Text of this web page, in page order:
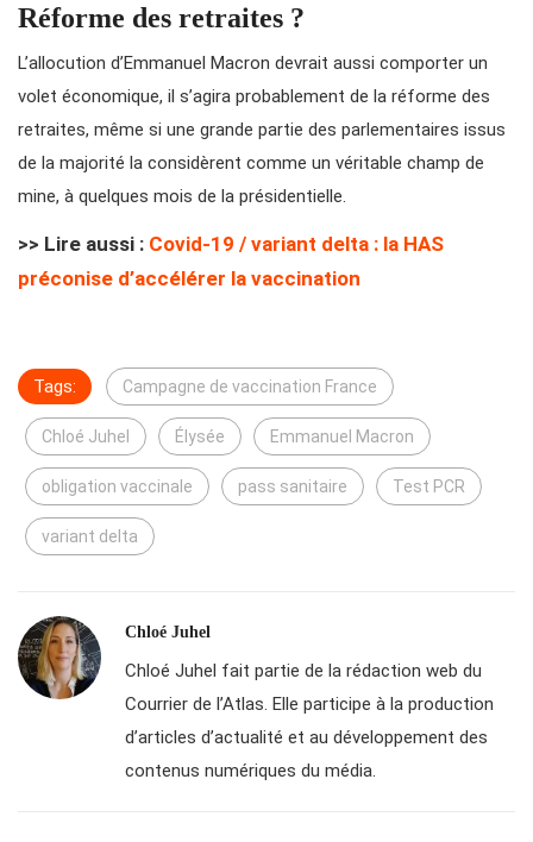
Réforme des retraites ?
L’allocution d’Emmanuel Macron devrait aussi comporter un
volet économique, il s’agira probablement de la réforme des
retraites, même si une grande partie des parlementaires issus
de la majorité la considèrent comme un véritable champ de
mine, à quelques mois de la présidentielle.
>> Lire aussi : Covid-19 / variant delta : la HAS
préconise d’accélérer la vaccination
Tags: Campagne de vaccination France
Chloé Juhel Élysée Emmanuel Macron
obligation vaccinale pass sanitaire Test PCR
variant delta
Chloé Juhel
Chloé Juhel fait partie de la rédaction web du
Courrier de l’Atlas. Elle participe à la production
d’articles d’actualité et au développement des
contenus numériques du média.